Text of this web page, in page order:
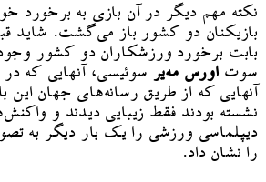
نکته مهم دیگر در آن بازی به برخورد
بازیکنان دو کشور باز می‌گشت. شاید
بابت برخورد ورزشکاران دو کشور
سوت اورس مه‌یر سوئیسی، آنهایی که در
آنهایی که از طریق رسانه‌های جهان این
نشسته بودند فقط زیبایی دیدند و
دیپلماسی ورزشی را یک بار دیگر به
را نشان داد.